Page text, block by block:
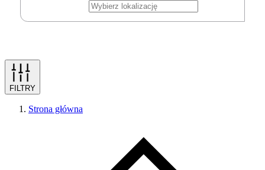
FILTRY
Strona główna